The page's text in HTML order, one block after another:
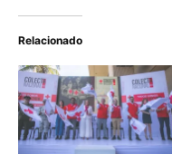
Relacionado